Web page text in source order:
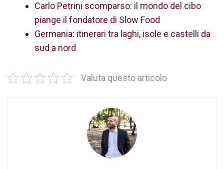
Carlo Petrini scomparso: il mondo del cibo
piange il fondatore di Slow Food
Germania: itinerari tra laghi, isole e castelli da
sud a nord
Valuta questo articolo